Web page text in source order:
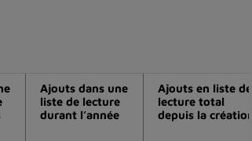
Ajouts dans une
liste de lecture
durant l’année
Ajouts en liste de
lecture total
depuis la